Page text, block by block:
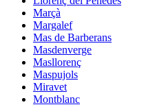
Marçà
Margalef
Mas de Barberans
Masdenverge
Masllorenç
Maspujols
Miravet
Montblanc